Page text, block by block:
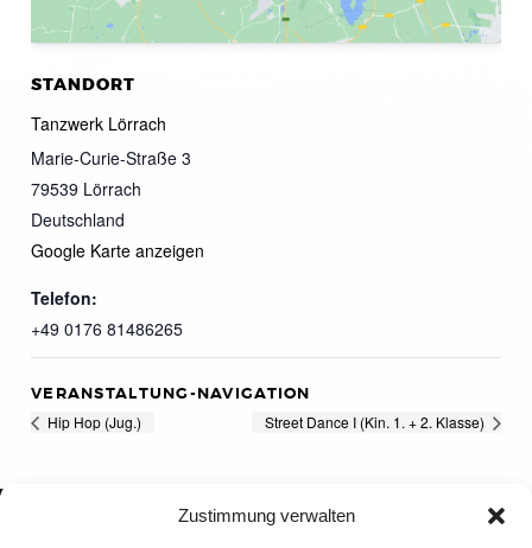
Zustimmung verwalten
STANDORT
Tanzwerk Lörrach
Marie-Curie-Straße 3
79539 Lörrach
Deutschland
Google Karte anzeigen
Telefon:
+49 0176 81486265
VERANSTALTUNG-NAVIGATION
Hip Hop (Jug.) Street Dance I (Kin. 1. + 2. Klasse)